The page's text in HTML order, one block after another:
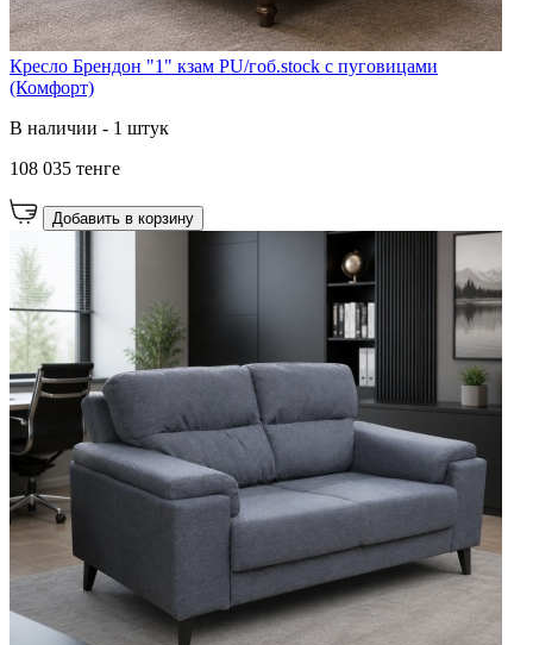
Кресло Брендон "1" кзам PU/гоб.stock с пуговицами
(Комфорт)
В наличии - 1 штук
108 035 тенге
Добавить в корзину